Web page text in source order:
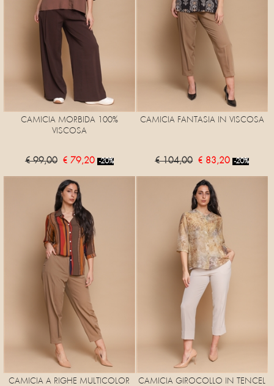
CAMICIA MORBIDA 100%
VISCOSA
€ 99,00 € 79,20 -20%
CAMICIA FANTASIA IN VISCOSA
€ 104,00 € 83,20 -20%
CAMICIA A RIGHE MULTICOLOR CAMICIA GIROCOLLO IN TENCEL